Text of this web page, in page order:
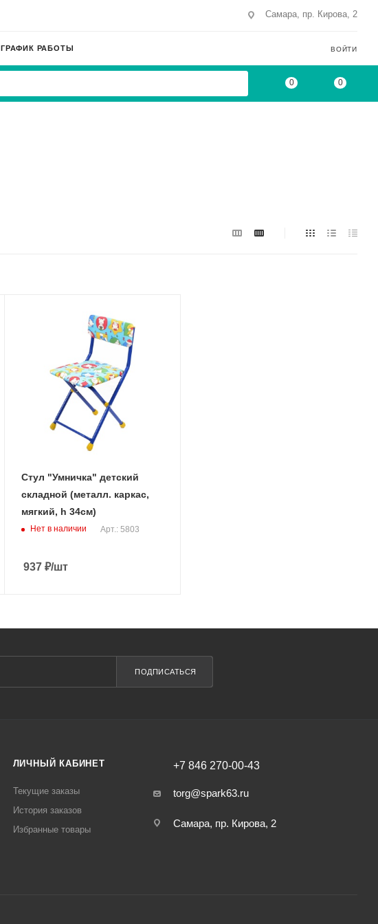
Самара, пр. Кирова, 2
ГРАФИК РАБОТЫ ВОЙТИ
0 0
Стул "Умничка" детский
складной (металл. каркас,
мягкий, h 34см)
Нет в наличии Арт.: 5803
937₽/шт
ПОДПИСАТЬСЯ
ЛИЧНЫЙ КАБИНЕТ
Текущие заказы
История заказов
Избранные товары
+7 846 270-00-43
torg@spark63.ru
Самара, пр. Кирова, 2